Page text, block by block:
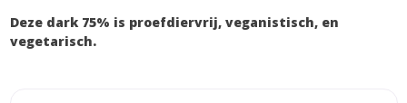
Deze dark 75% is proefdiervrij, veganistisch, en
vegetarisch.